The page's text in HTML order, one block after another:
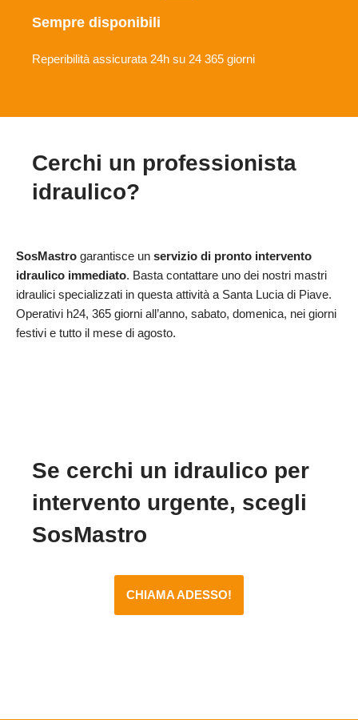
Sempre disponibili
Reperibilità assicurata 24h su 24 365 giorni
Cerchi un professionista
idraulico?
SosMastro garantisce un servizio di pronto intervento
idraulico immediato. Basta contattare uno dei nostri mastri
idraulici specializzati in questa attività a Santa Lucia di Piave.
Operativi h24, 365 giorni all’anno, sabato, domenica, nei giorni
festivi e tutto il mese di agosto.
Se cerchi un idraulico per
intervento urgente, scegli
SosMastro
CHIAMA ADESSO!